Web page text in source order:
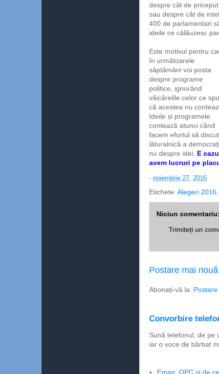
despre cât de
sau despre cât de
400 de parlamentari
ideile ce călăuzesc
Este motivul pentru
în următoarele
săptămâni voi posta
despre programe
politice, ignorând
văicărelile celor ce
că acestea nu
Ideile și programele
contează atunci când
facem efortul să
lăturalnică a
nu despre idei. E
avem lucruri pe
- noiembrie 27, 2016
Etichete: Alegeri 2016
Niciun
Trimiteți un
Postare mai nouă
Abonați-vă la:
Convorbire
Sună telefonul, de pe
iar o voce de bărbat
Emag, OPC şi de